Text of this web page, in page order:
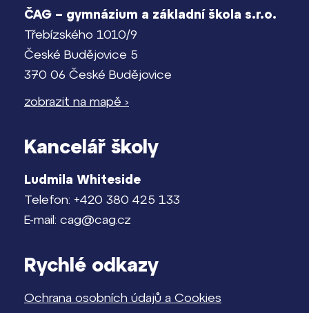
ČAG – gymnázium a základní škola s.r.o.
Třebízského 1010/9
České Budějovice 5
370 06 České Budějovice
zobrazit na mapě ›
Kancelář školy
Ludmila Whiteside
Telefon: +420 380 425 133
E-mail: cag@cag.cz
Rychlé odkazy
Ochrana osobních údajů a Cookies